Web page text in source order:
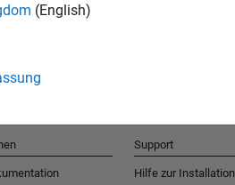
(English)
Support
Hilfe zur Installation